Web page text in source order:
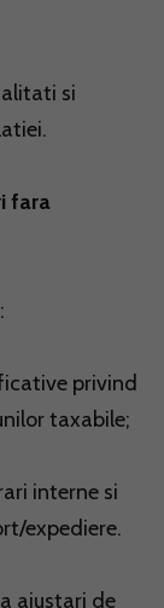
si
fara
privind
taxabile;
interne si
expediere.
ajustari de